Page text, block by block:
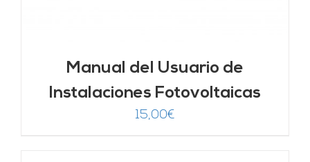
Manual del Usuario de
Instalaciones Fotovoltaicas
15,00€